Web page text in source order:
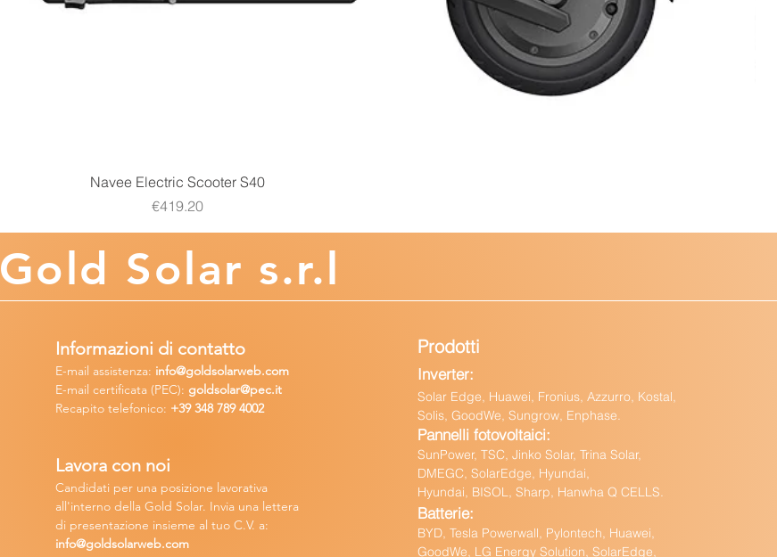
Quick View
Navee Electric Scooter S40
Price
€419.20
Gold Solar s.r.l
Lavora con noi
Candidati per una posizione lavorativa
all'interno della Gold Solar. Invia una lettera
di presentazione insieme al tuo C.V. a:
info@goldsolarweb.com
Informazioni di contatto
E-mail assistenza: info@goldsolarweb.com
E-mail certificata (PEC): goldsolar@pec.it
Recapito telefonico: +39 348789 4002
Prodotti
Inverter:
Solar Edge, Huawei, Fronius, Azzurro, Kostal,
Solis, GoodWe, Sungrow, Enphase.
Pannelli fotovoltaici:
SunPower, TSC, Jinko Solar, Trina Solar,
DMEGC, SolarEdge, Hyundai,
Hyundai, BISOL, Sharp, Hanwha Q CELLS.
Batterie:
BYD, Tesla Powerwall, Pylontech, Huawei,
GoodWe, LG Energy Solution, SolarEdge,